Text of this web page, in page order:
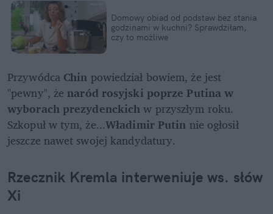
Domowy obiad od podstaw bez stania
godzinami w kuchni? Sprawdziłam,
czy to możliwe
Przywódca Chin powiedział bowiem, że jest
"pewny", że naród rosyjski poprze Putina w
wyborach prezydenckich w przyszłym roku.
Szkopuł w tym, że...Władimir Putin nie ogłosił
jeszcze nawet swojej kandydatury.
Rzecznik Kremla interweniuje ws. słów
Xi